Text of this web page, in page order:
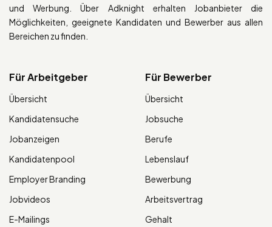
und Werbung. Über Adknight erhalten Jobanbieter die
Möglichkeiten, geeignete Kandidaten und Bewerber aus allen
Bereichen zu finden.
Für Arbeitgeber
Übersicht
Kandidatensuche
Jobanzeigen
Kandidatenpool
Employer Branding
Jobvideos
E-Mailings
Für Bewerber
Übersicht
Jobsuche
Berufe
Lebenslauf
Bewerbung
Arbeitsvertrag
Gehalt